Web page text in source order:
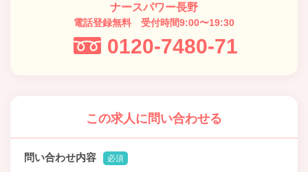
ナースパワー長野
電話登録無料 受付時間9:00〜19:30
0120-7480-71
この求人に問い合わせる
問い合わせ内容 必須